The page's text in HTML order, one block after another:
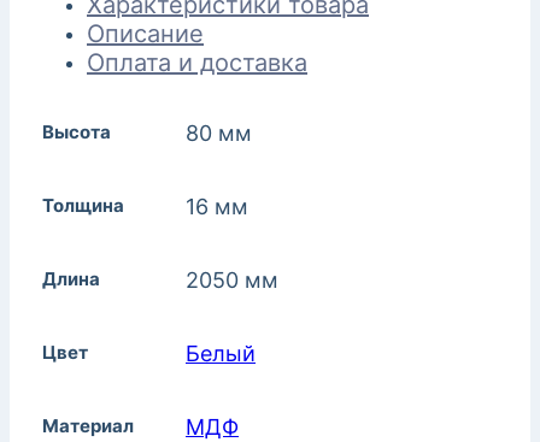
Описание
Оплата и доставка
Высота 80 мм
Толщина 16 мм
Длина 2050 мм
Цвет Белый
Материал МДФ